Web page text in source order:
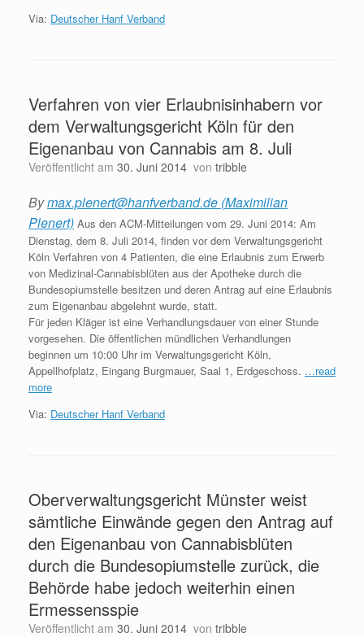
Via: Deutscher Hanf Verband
Verfahren von vier Erlaubnisinhabern vor
dem Verwaltungsgericht Köln für den
Eigenanbau von Cannabis am 8. Juli
Veröffentlicht am 30. Juni 2014 von tribble
Bymax.plenert@hanfverband.de (Maximilian
Plenert) Aus den ACM-Mitteilungen vom 29. Juni 2014: Am
Dienstag, dem 8. Juli 2014, finden vor dem Verwaltungsgericht
Köln Verfahren von 4 Patienten, die eine Erlaubnis zum Erwerb
von Medizinal-Cannabisblüten aus der Apotheke durch die
Bundesopiumstelle besitzen und deren Antrag auf eine Erlaubnis
zum Eigenanbau abgelehnt wurde, statt.
Für jeden Kläger ist eine Verhandlungsdauer von einer Stunde
vorgesehen. Die öffentlichen mündlichen Verhandlungen
beginnen um 10:00 Uhr im Verwaltungsgericht Köln,
Appellhofplatz, Eingang Burgmauer, Saal 1, Erdgeschoss. …read
more
Via: Deutscher Hanf Verband
Oberverwaltungsgericht Münster weist
sämtliche Einwände gegen den Antrag auf
den Eigenanbau von Cannabisblüten
durch die Bundesopiumstelle zurück, die
Behörde habe jedoch weiterhin einen
Ermessensspie
Veröffentlicht am 30. Juni 2014 von tribble